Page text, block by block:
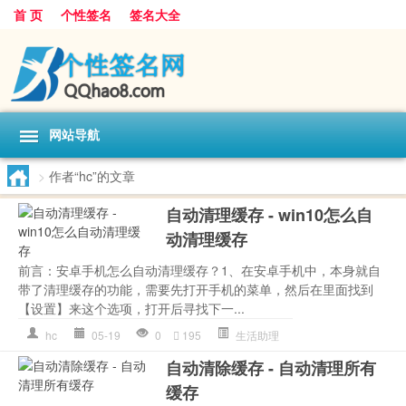
首 页 个性签名 签名大全
网站导航
> 作者“hc”的文章
自动清理缓存 - win10怎么自
动清理缓存
前言：安卓手机怎么自动清理缓存？1、在安卓手机中，本身就自
带了清理缓存的功能，需要先打开手机的菜单，然后在里面找到
【设置】来这个选项，打开后寻找下一...
hc 05-19 0 195 生活助理
自动清除缓存 - 自动清理所有
缓存